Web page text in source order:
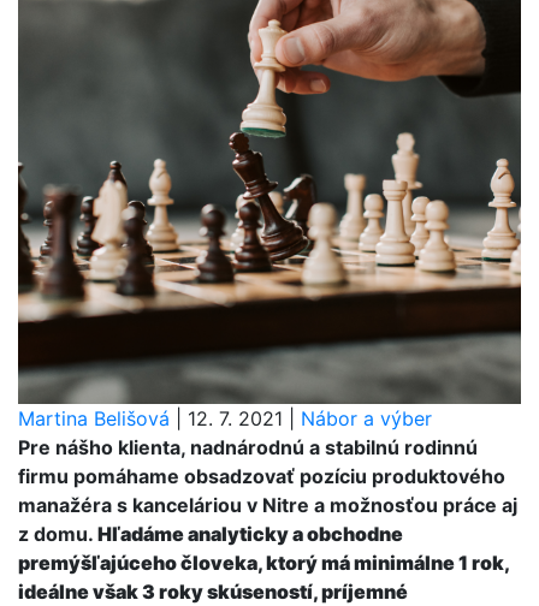
Martina Belišová 12. 7. 2021
Nábor a výber
Pre nášho klienta, nadnárodnú a stabilnú rodinnú
firmu pomáhame obsadzovať pozíciu produktového
manažéra s kanceláriou v Nitre a možnosťou práce aj
z domu. Hľadáme analyticky a obchodne
premýšľajúceho človeka, ktorý má minimálne 1 rok,
ideálne však 3 roky skúseností, príjemné